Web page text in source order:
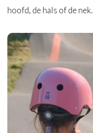
hoofd, de hals of de nek.